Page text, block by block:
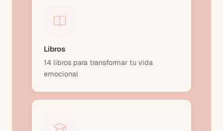
Libros
14 libros para transformar tu vida
emocional